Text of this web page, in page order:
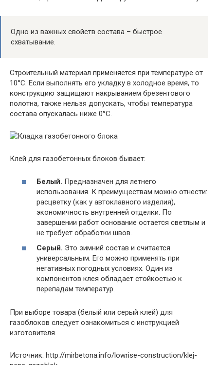
Одно из важных свойств состава – быстрое
схватывание.
Строительный материал применяется при температуре от
10°C. Если выполнять его укладку в холодное время, то
конструкцию защищают накрыванием брезентового
полотна, также нельзя допускать, чтобы температура
состава опускалась ниже 0°C.
Клей для газобетонных блоков бывает:
Белый. Предназначен для летнего
использования. К преимуществам можно отнести:
расцветку (как у автоклавного изделия),
экономичность внутренней отделки. По
завершении работ основание остается светлым и
не требует обработки швов.
Серый. Это зимний состав и считается
универсальным. Его можно применять при
негативных погодных условиях. Один из
компонентов клея обладает стойкостью к
перепадам температур.
При выборе товара (белый или серый клей) для
газоблоков следует ознакомиться с инструкцией
изготовителя.
Источник: http://mirbetona.info/lowrise-construction/klej-